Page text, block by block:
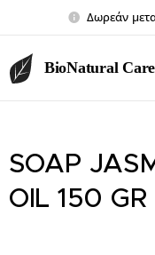
Δωρεάν
BioNatural Care
SOAP
OIL 150